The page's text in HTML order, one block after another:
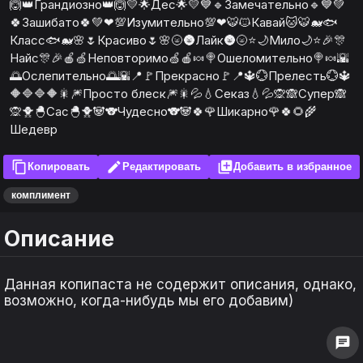
🙆👑Грандиозно👑🙆💛🌟Дес🌟💛💙🔹Замечательно🔹💙💚
🍀Зашибато🍀💚❤💯Изумительно💯❤🐯🐱Кавай🐱🐯🐋🐟
Класс🐟🐋🌸🌷Красиво🌷🌸🌝🌚Лайк🌚🌝⭐🌙Мило🌙⭐🎉🎊
Найс🎊🎉🍎🍏Неповторимо🍏🍎🍬🍭Ошеломительно🍭🍬🌇
🌅Ослепительно🌅🌇📍🚩Прекрасно🚩📍🔱💮Прелесть💮🔱
🔶🔷🔷🔶🎇🎆Просто блеск🎆🎇💦💧Секаз💧💦🙊🙈Супер🙈
🙊🐥🐣Сас🐣🐥🐼🐨Чудесно🐨🐼🍀🌹Шикарно🌹🍀🌻🌾
Шедевр
content_copy Копировать edit Редактировать library_addДобавить в избранное
комплимент
Описание
Данная копипаста не содержит описания, однако,
возможно, когда-нибудь мы его добавим)
chat